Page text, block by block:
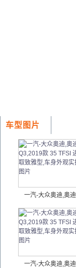
车型图片
一汽-大众奥迪,奥迪
一汽-大众奥迪,奥迪